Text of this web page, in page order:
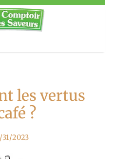
les vertus
?
31/2023